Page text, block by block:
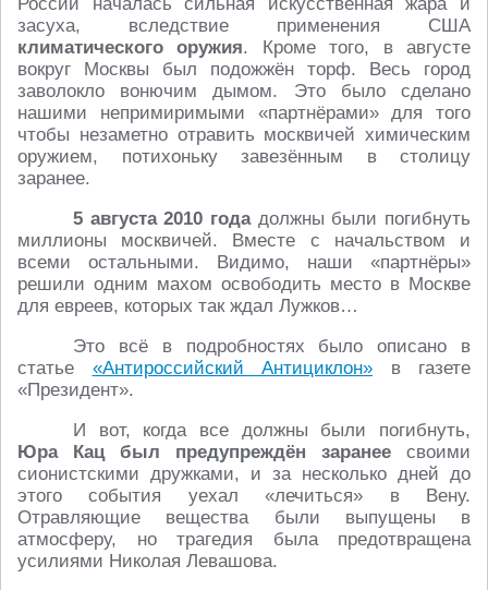
засуха, вследствие применения США
климатического оружия. Кроме того, в августе
вокруг Москвы был подожжён торф. Весь город
заволокло вонючим дымом. Это было сделано
нашими непримиримыми «партнёрами» для того
чтобы незаметно отравить москвичей химическим
оружием, потихоньку завезённым в столицу
заранее.
5 августа 2010 годадолжны были погибнуть
миллионы москвичей. Вместе с начальством и
всеми остальными. Видимо, наши «партнёры»
решили одним махом освободить место в Москве
для евреев, которых так ждал Лужков…
Это всё в подробностях было описано в
статье «Антироссийский Антициклон» в газете
«Президент».
И вот, когда все должны были погибнуть,
Юра Кац был предупреждён заранее своими
сионистскими дружками, и за несколько дней до
этого события уехал «лечиться» в Вену.
Отравляющие вещества были выпущены в
атмосферу, но трагедия была предотвращена
усилиями Николая Левашова.